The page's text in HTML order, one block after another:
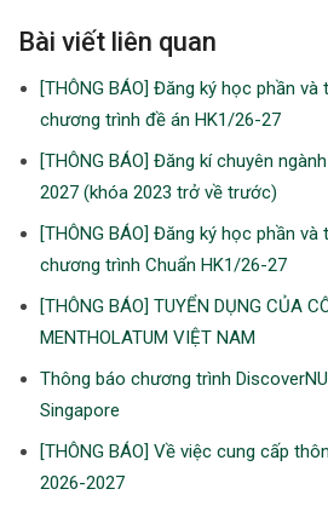
Bài viết liên quan
[THÔNG BÁO] Đăng ký học phần
chương trình đề án HK1/26-27
[THÔNG BÁO] Đăng kí chuyên
2027 (khóa 2023 trở về trước)
[THÔNG BÁO] Đăng ký học phần
chương trình Chuẩn HK1/26-27
[THÔNG BÁO] TUYỂN DỤNG CỦA
MENTHOLATUM VIỆT NAM
Thông báo chương trình
Singapore
[THÔNG BÁO] Về việc cung cấp
2026-2027